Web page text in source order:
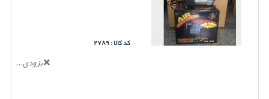
کد کالا : ۲۷۸۹
بزودی...